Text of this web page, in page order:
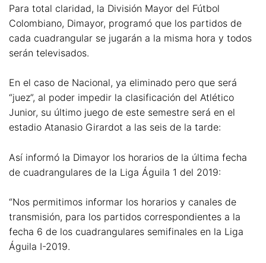
Para total claridad, la División Mayor del Fútbol
Colombiano, Dimayor, programó que los partidos de
cada cuadrangular se jugarán a la misma hora y todos
serán televisados.
En el caso de Nacional, ya eliminado pero que será
“juez”, al poder impedir la clasificación del Atlético
Junior, su último juego de este semestre será en el
estadio Atanasio Girardot a las seis de la tarde:
Así informó la Dimayor los horarios de la última fecha
de cuadrangulares de la Liga Águila 1 del 2019:
“Nos permitimos informar los horarios y canales de
transmisión, para los partidos correspondientes a la
fecha 6 de los cuadrangulares semifinales en la Liga
Águila I-2019.